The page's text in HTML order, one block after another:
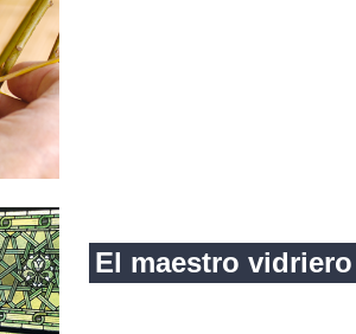
El maestro vidriero